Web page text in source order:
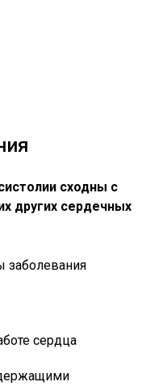
сходны с
других сердечных
сердца